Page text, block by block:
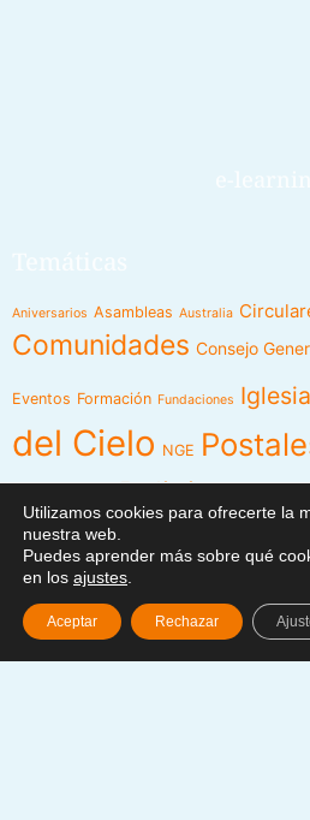
Aniversarios Asambleas Australia
Comunidades Consejo
Eventos Formación Fundaciones Iglesia
del Cielo NGE
Religiosas
VisitaVisita Canónica
General
Menú
Utilizamos cookies para ofrecerte la
nuestra web.
Puedes aprender más sobre qué
en los ajustes
Aceptar Rechazar